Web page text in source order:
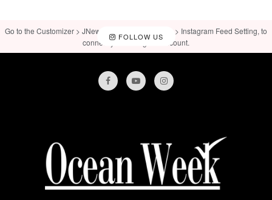
FOLLOW US
Go to the Customizer > JNews : Social, Like & View > Instagram Feed Setting, to
connect your Instagram account.